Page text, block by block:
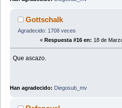
Gottschalk
Agradecido: 1708 veces
« Respuesta #16 en: 18 de
Que ascazo.
Han agradecido: Diegosub_mv